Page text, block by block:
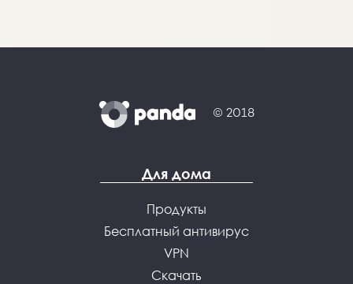
© 2018
Для дома
Продукты
Бесплатный антивирус
VPN
Скачать